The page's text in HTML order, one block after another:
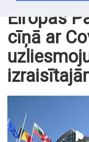
Eiropas
cīņā ar